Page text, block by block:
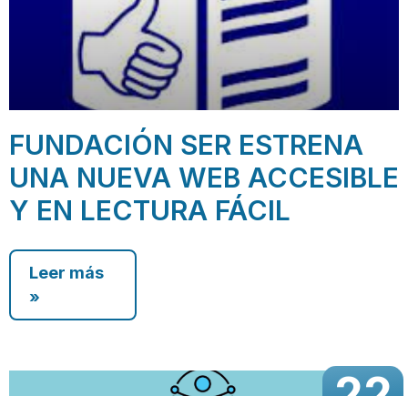
FUNDACIÓN SER ESTRENA
UNA NUEVA WEB ACCESIBLE
Y EN LECTURA FÁCIL
Leer más
»